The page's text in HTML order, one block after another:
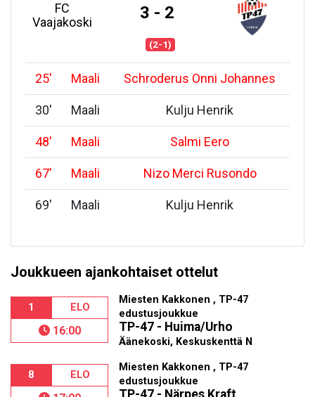
FC
Vaajakoski
3 - 2
(2-1)
25' Maali Schroderus Onni Johannes
30' Maali Kulju Henrik
48' Maali Salmi Eero
67' Maali Nizo Merci Rusondo
69' Maali Kulju Henrik
Joukkueen ajankohtaiset ottelut
1 ELO
16:00
Miesten Kakkonen , TP-47
edustusjoukkue
TP-47 - Huima/Urho
Äänekoski, Keskuskenttä N
8 ELO
Miesten Kakkonen , TP-47
edustusjoukkue